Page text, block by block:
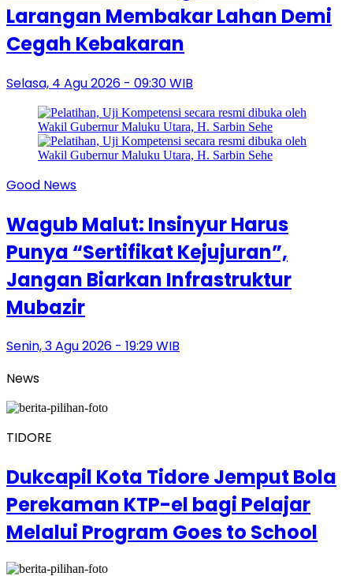
Larangan Membakar Lahan Demi
Cegah Kebakaran
Selasa, 4 Agu 2026 - 09:30 WIB
Good News
Wagub Malut: Insinyur Harus
Punya “Sertifikat Kejujuran”,
Jangan Biarkan Infrastruktur
Mubazir
Senin, 3 Agu 2026 - 19:29 WIB
News
TIDORE
Dukcapil Kota Tidore Jemput Bola
Perekaman KTP-el bagi Pelajar
Melalui Program Goes to School